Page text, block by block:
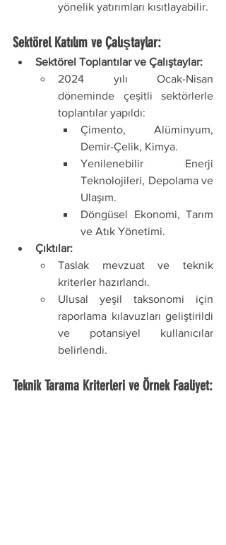
yönelik yatırımları kısıtlayabilir.
Sektörel Katılım ve Çalıştaylar:
Sektörel Toplantılar ve Çalıştaylar:
2024 yılı Ocak-Nisan
döneminde çeşitli sektörlerle
toplantılar yapıldı:
Çimento, Alüminyum,
Demir-Çelik, Kimya.
Yenilenebilir Enerji
Teknolojileri, Depolama ve
Ulaşım.
Döngüsel Ekonomi, Tarım
ve Atık Yönetimi.
Çıktılar:
Taslak mevzuat ve teknik
kriterler hazırlandı.
Ulusal yeşil taksonomi için
raporlama kılavuzları geliştirildi
ve potansiyel kullanıcılar
belirlendi.
Teknik Tarama Kriterleri ve Örnek Faaliyet: